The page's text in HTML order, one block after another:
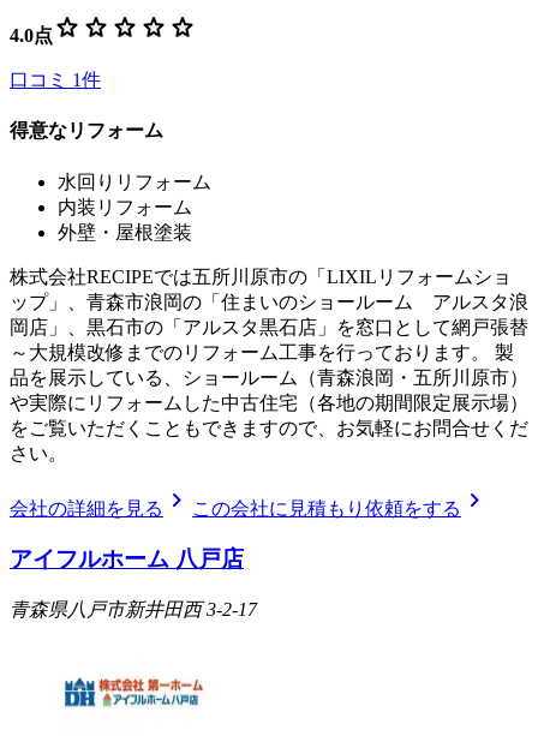
4.0点 star star star star star
口コミ 1件
得意なリフォーム
水回りリフォーム
内装リフォーム
外壁・屋根塗装
株式会社RECIPEでは五所川原市の「LIXILリフォームショ
ップ」、青森市浪岡の「住まいのショールーム アルスタ浪
岡店」、黒石市の「アルスタ黒石店」を窓口として網戸張替
～大規模改修までのリフォーム工事を行っております。 製
品を展示している、ショールーム（青森浪岡・五所川原市）
や実際にリフォームした中古住宅（各地の期間限定展示場）
をご覧いただくこともできますので、お気軽にお問合せくだ
さい。
会社の詳細を見る chevron_right この会社に見積もり依頼をする chevron_right
アイフルホーム 八戸店
青森県八戸市新井田西 3-2-17